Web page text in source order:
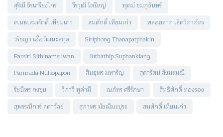
สุริณี จิรเกรียงไกร
วีรวุฒิ โตใหญ่
วรุตม์ ชมภูจันทร์
ศ.นพ.สมศักดิ์ เทียมเก่า
สมศักดิ์ เทียมเก่า
พลอยลาภ เลิศวิภาภัทร
วรัชญา เอื้อวัฒนะสกุล
Siriphong Thanapatphakin
Parsiri Sithinamsuwan
Juthathip Suphanklang
Parnrada Nulsopapon
สินธุพร มหารัญ
สุดารัตน์ สังฆะมณี
รัชนีพร กงซุย
วิภาวี ทูคำมี ณภัทร ศรีรักษา
สิทธิศักดิ์ ทองรอง
สุพรรณิการ์ ลดาวัลย์
สุภาพร มัชฌิมะปุระ สมศักดิ์ เทียมเก่า